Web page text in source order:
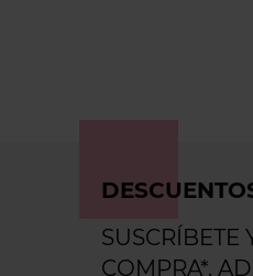
SUSCRÍBETE
COMPRA*.